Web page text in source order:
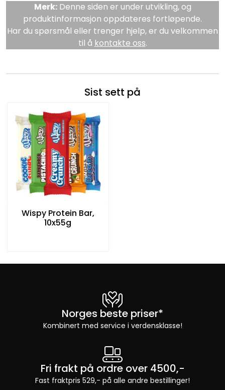
Merk:Denne siden er under utvikling, og
produktinformasjon oppdateres fortløpende.
Har du spørsmål eller trenger hjelp, er du velkommen
til å kontakte oss.
Sist sett på
Wispy Protein Bar,
10x55g
Norges beste priser*
Kombinert med service i verdensklasse!
Fri frakt på ordre over 4500,-
Fast fraktpris 529,- på alle andre bestillinger!